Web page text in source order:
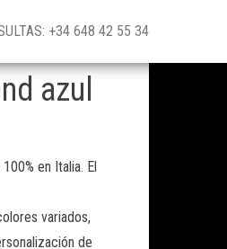
+34 648 42 55 34
azul
en Italia. El
variados,
de